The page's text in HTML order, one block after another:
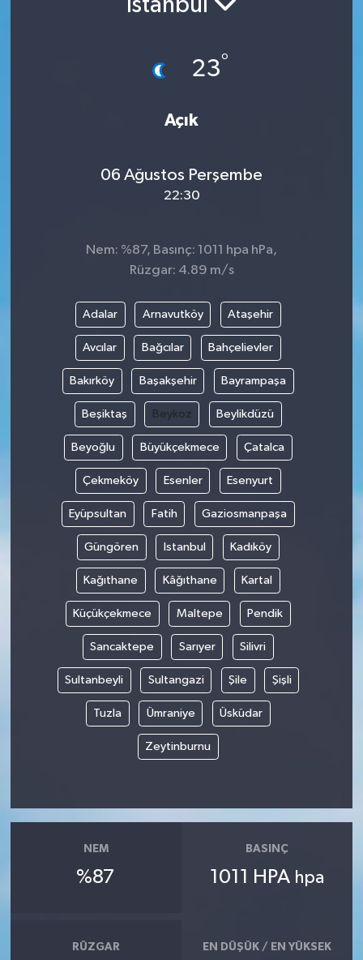
İstanbul
23°
Açık
06 Ağustos Perşembe
22:30
Nem: %87, Basınç: 1011 hpa hPa,
Rüzgar: 4.89 m/s
Adalar Arnavutköy Ataşehir
Avcılar Bağcılar Bahçelievler
Bakırköy Başakşehir Bayrampaşa
Beşiktaş Beykoz Beylikdüzü
Beyoğlu Büyükçekmece Çatalca
Çekmeköy Esenler Esenyurt
Eyüpsultan Fatih Gaziosmanpaşa
Güngören Istanbul Kadıköy
Kağıthane Kâğıthane Kartal
Küçükçekmece Maltepe Pendik
Sancaktepe Sarıyer Silivri
Sultanbeyli Sultangazi Şile Şişli
Tuzla Ümraniye Üsküdar
Zeytinburnu
NEM
%87
BASINÇ
1011 HPA hpa
RÜZGAR EN DÜŞÜK / EN YÜKSEK